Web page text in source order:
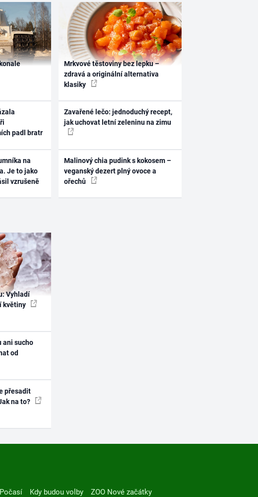
padl bratr
na
Je to jako
vzrušeně
Mrkvové těstoviny bez lepku –
zdravá a originální alternativa
klasiky
Zavařené lečo: jednoduchý recept,
jak uchovat letní zeleninu na zimu
Malinový chia pudink s kokosem –
veganský dezert plný ovoce a
ořechů
Vyhladí
květiny
ani sucho
od
přesadit
na to?
Počasí Kdy budou volby
ZOO Nové začátky